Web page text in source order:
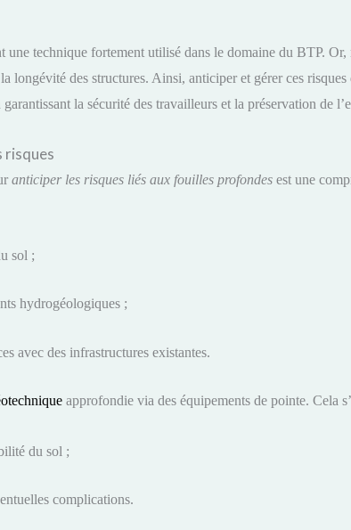
une technique fortement utilisé dans le domaine du BTP. Or,
longévité des structures. Ainsi, anticiper et gérer ces
la sécurité des travailleurs et la préservation de
risques
anticiper les risques liés aux fouilles profondes est une
sol ;
hydrogéologiques ;
avec des infrastructures existantes.
approfondie via des équipements de pointe. Cela
du sol ;
complications.